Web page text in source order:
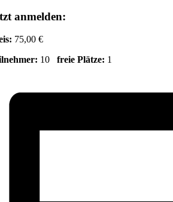
anmelden:
75,00 €
10freie Plätze: 1